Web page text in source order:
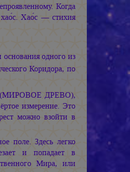
Когда
с. Хаос — стихия
одного из
Коридора, по
(МИРОВОЕ ДРЕВО),
измерение. Это
можно взойти в
поле. Здесь легко
и попадает в
Мира, или